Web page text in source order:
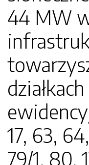
44 MW
działkach
17, 63,
79/1, 80,